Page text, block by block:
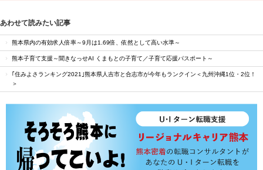
あわせて読みたい記事
熊本県内の有効求人倍率～9月は1.69倍、依然として高い水準～
熊本子育て支援～聞きなっせAI くまもとの子育て／子育て応援パスポート～
｢住みよさランキング2021｣熊本県人吉市と合志市が今年もランクイン＜九州沖縄1位・2位！
＞